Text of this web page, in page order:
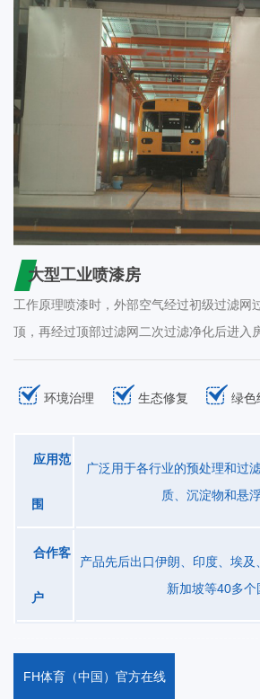
大型工业喷漆房
工作原理喷漆时，外部空气经过初级过滤网
顶，再经过顶部过滤网二次过滤净化后进入
降式，以0.2-0.3/s的速度向下流动，使喷漆
气中停留，而直接通过底部出风口被排出房
限度地保证喷漆的质量。漆时，将风门调至
烤房内温度迅速升高到预定干燥温度[55C--
气室，再经过一次过滤净化，热风经过风门
内温度逐步升高。当温度达到设定的温度时
保持相对恒定。当烤漆时间达到设定的时间
烤漆结束。风[室外空气]-喷漆房门过滤布-喷
环境治理 生态修复 绿色
应用范
围
广泛用于各行业的预处理和过
质、沉淀物和悬浮
合作客
户
产品先后出口伊朗、印度、埃及
新加坡等40多个
FH体育（中国）官方在线